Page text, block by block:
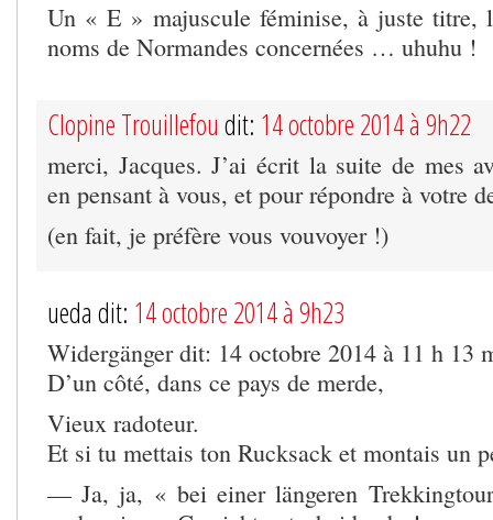
Un « E » majuscule féminise, à juste titre,
noms de Normandes concernées … uhuhu !
Clopine Trouillefou dit: 14 octobre 2014 à 9h22
merci, Jacques. J’ai écrit la suite de mes
en pensant à vous, et pour répondre à votre
(en fait, je préfère vous vouvoyer !)
ueda dit: 14 octobre 2014 à 9h23
Widergänger dit: 14 octobre 2014 à 11 h 13
D’un côté, dans ce pays de merde,
Vieux radoteur.
Et si tu mettais ton Rucksack et montais un
— Ja, ja, « bei einer längeren